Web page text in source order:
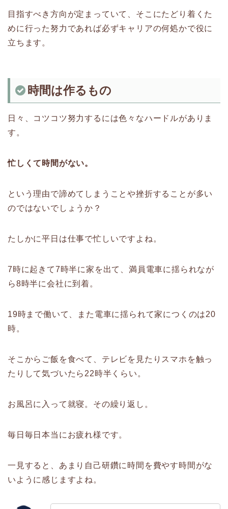
目指すべき方向が定まっていて、そこにたどり着くた
めに行った努力であれば必ずキャリアの何処かで役に
立ちます。
時間は作るもの
日々、コツコツ努力するには色々なハードルがありま
す。
忙しくて時間がない。
という理由で諦めてしまうことや挫折することが多い
のではないでしょうか？
たしかに平日は仕事で忙しいですよね。
7時に起きて7時半に家を出て、満員電車に揺られなが
ら8時半に会社に到着。
19時まで働いて、また電車に揺られて家につくのは20
時。
そこからご飯を食べて、テレビを見たりスマホを触っ
たりして気づいたら22時半くらい。
お風呂に入って就寝。その繰り返し。
毎日毎日本当にお疲れ様です。
一見すると、あまり自己研鑽に時間を費やす時間がな
いように感じますよね。